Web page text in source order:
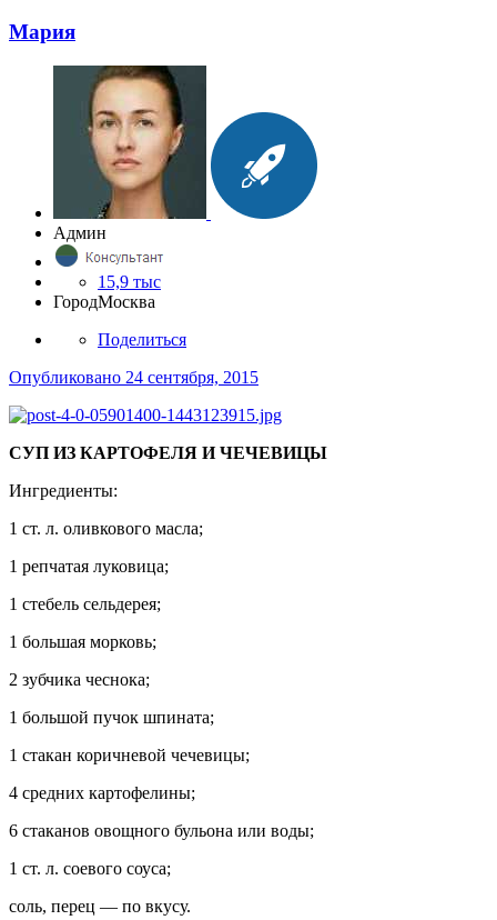
Мария
Админ
15,9 тыс
ГородМосква
Поделиться
Опубликовано 24 сентября, 2015
СУП ИЗ КАРТОФЕЛЯ И ЧЕЧЕВИЦЫ
Ингредиенты:
1 ст. л. оливкового масла;
1 репчатая луковица;
1 стебель сельдерея;
1 большая морковь;
2 зубчика чеснока;
1 большой пучок шпината;
1 стакан коричневой чечевицы;
4 средних картофелины;
6 стаканов овощного бульона или воды;
1 ст. л. соевого соуса;
соль, перец — по вкусу.